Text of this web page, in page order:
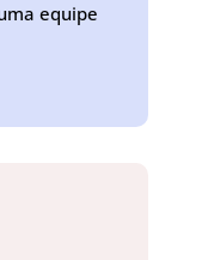
equipe